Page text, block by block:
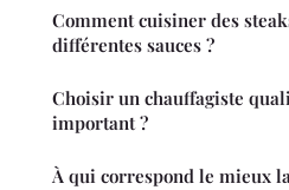
Comment cuisiner des
différentes sauces ?
Choisir un chauffagiste
important ?
À qui correspond le mieux